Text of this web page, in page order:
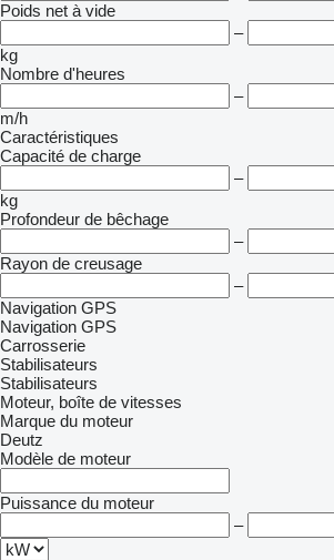
Poids net à vide
–
kg
Nombre d'heures
–
m/h
Caractéristiques
Capacité de charge
–
kg
Profondeur de bêchage
–
Rayon de creusage
–
Navigation GPS
Navigation GPS
Carrosserie
Stabilisateurs
Stabilisateurs
Moteur, boîte de vitesses
Marque du moteur
Deutz
Modèle de moteur
Puissance du moteur
–